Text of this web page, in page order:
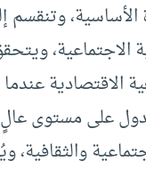
الأساسية، وتنقسم
الاجتماعية،
الاقتصادية
على مستوى عالٍ
والثقافية،